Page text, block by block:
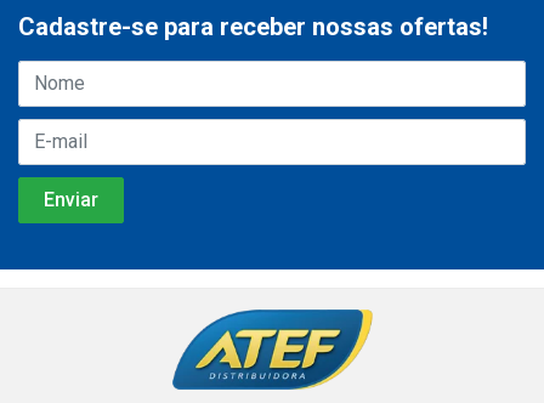
Cadastre-se para receber nossas ofertas!